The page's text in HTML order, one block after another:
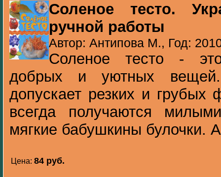
Соленое тесто.
ручной работы
Автор: Антипова М., Год:
Соленое тесто -
добрых и уютных
допускает резких и грубых
всегда получаются
мягкие бабушкины булочки.
Цена: 84 pуб.